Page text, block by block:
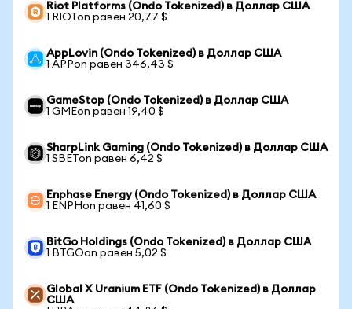
Riot Platforms (Ondo Tokenized) в Доллар США
1 RIOTon равен 20,77 $
AppLovin (Ondo Tokenized) в Доллар США
1 APPon равен 346,43 $
GameStop (Ondo Tokenized) в Доллар США
1 GMEon равен 19,40 $
SharpLink Gaming (Ondo Tokenized) в Доллар США
1 SBETon равен 6,42 $
Enphase Energy (Ondo Tokenized) в Доллар США
1 ENPHon равен 41,60 $
BitGo Holdings (Ondo Tokenized) в Доллар США
1 BTGOon равен 5,02 $
Global X Uranium ETF (Ondo Tokenized) в Доллар
США